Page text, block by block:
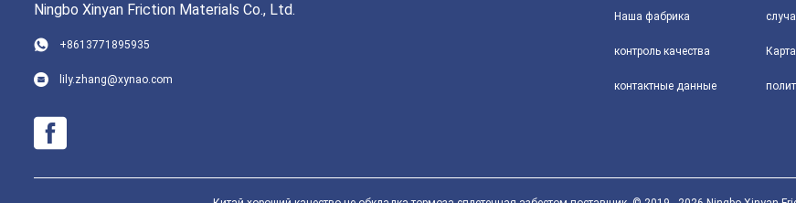
крена тормоза
обкладка тормоза
Ningbo Xinyan Friction Materials Co., Ltd.
+8613771895935
lily.zhang@xynao.com
Наша фабрика
контроль качества
контактные данные